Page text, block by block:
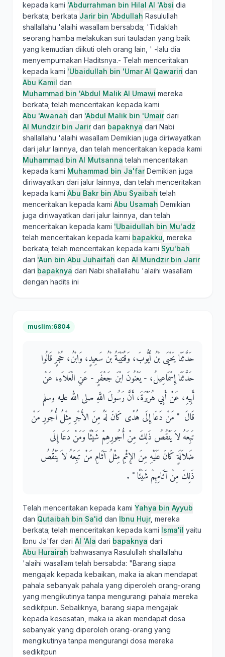
kepada kami 'Abdurrahman bin Hilal Al 'Absi dia
berkata; berkata Jarir bin 'Abdullah Rasulullah
shallallahu 'alaihi wasallam bersabda; 'Tidaklah
seorang hamba melakukan suri tauladan yang baik
yang kemudian diikuti oleh orang lain, ' -lalu dia
menyempurnakan Haditsnya.- Telah menceritakan
kepada kami 'Ubaidullah bin 'Umar Al Qawariri dan
Abu Kamil dan
Muhammad bin 'Abdul Malik Al Umawi mereka
berkata; telah menceritakan kepada kami
Abu 'Awanah dari 'Abdul Malik bin 'Umairdari
Al Mundzir bin Jarirdari bapaknya dari Nabi
shallallahu 'alaihi wasallam Demikian juga diriwayatkan
dari jalur lainnya, dan telah menceritakan kepada kami
Muhammad bin Al Mutsanna telah menceritakan
kepada kami Muhammad bin Ja'farDemikian juga
diriwayatkan dari jalur lainnya, dan telah menceritakan
kepada kami Abu Bakr bin Abu Syaibah telah
menceritakan kepada kami Abu Usamah Demikian
juga diriwayatkan dari jalur lainnya, dan telah
menceritakan kepada kami 'Ubaidullah bin Mu'adz
telah menceritakan kepada kami bapakku , mereka
berkata; telah menceritakan kepada kami Syu'bah
dari 'Aun bin Abu Juhaifah dari Al Mundzir bin Jarir
dari bapaknya dari Nabi shallallahu 'alaihi wasallam
dengan hadits ini
muslim:6804
حَدَّثَنَا يَحْيَى بْنُ أَيُّوبَ، وَقُتَيْبَةُ بْنُ سَعِيدٍ، وَابْنُ، حُجْرٍ قَالُوا
حَدَّثَنَا إِسْمَاعِيلُ، - يَعْنُونَ ابْنَ جَعْفَرٍ - عَنِ الْعَلاَءِ، عَنْ
أَبِيهِ، عَنْ أَبِي هُرَيْرَةَ، أَنَّ رَسُولَ اللَّهِ صلى الله عليه وسلم
قَالَ ‏ "‏ مَنْ دَعَا إِلَى هُدًى كَانَ لَهُ مِنَ الأَجْرِ مِثْلُ أُجُورِ مَنْ
تَبِعَهُ لاَ يَنْقُصُ ذَلِكَ مِنْ أُجُورِهِمْ شَيْئًا وَمَنْ دَعَا إِلَى
ضَلاَلَةٍ كَانَ عَلَيْهِ مِنَ الإِثْمِ مِثْلُ آثَامِ مَنْ تَبِعَهُ لاَ يَنْقُصُ
ذَلِكَ مِنْ آثَامِهِمْ شَيْئًا ‏"‏ ‏.‏
Telah menceritakan kepada kami Yahya bin Ayyub
dan Qutaibah bin Sa'id dan Ibnu Hujr, mereka
berkata; telah menceritakan kepada kami Isma'il yaitu
Ibnu Ja'far dari Al 'Ala dari bapaknya dari
Abu Hurairah bahwasanya Rasulullah shallallahu
'alaihi wasallam telah bersabda: "Barang siapa
mengajak kepada kebaikan, maka ia akan mendapat
pahala sebanyak pahala yang diperoleh orang-orang
yang mengikutinya tanpa mengurangi pahala mereka
sedikitpun. Sebaliknya, barang siapa mengajak
kepada kesesatan, maka ia akan mendapat dosa
sebanyak yang diperoleh orang-orang yang
mengikutinya tanpa mengurangi dosa mereka
sedikitpun